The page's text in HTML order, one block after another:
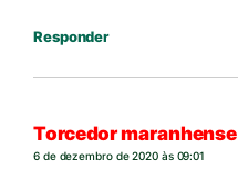
Responder
Torcedor maranhense
6 de dezembro de 2020 às 09:01